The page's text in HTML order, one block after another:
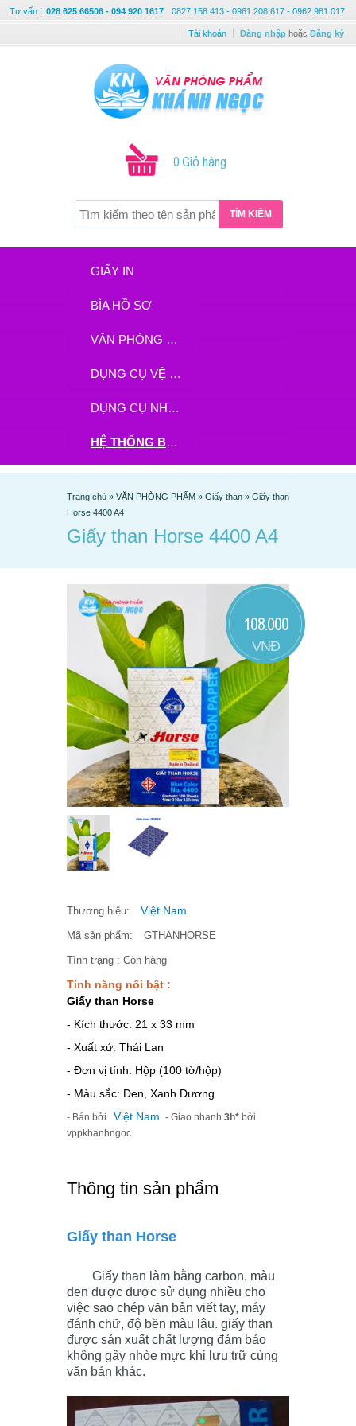
Tư vấn : 028 625 66506 - 094 920 1617 0827 158 413 - 0961 208 617 - 0962 981 017
Tài khoản Đăng nhập hoặc Đăng ký
0 Giỏ hàng
TÌM KIẾM
GIẤY IN
BÌA HỒ SƠ
VĂN PHÒNG PHẨM
DỤNG CỤ VỆ SINH
DỤNG CỤ NHÀ BẾP
HỆ THỐNG BHX - TGDĐ ĐẶT HÀNG TẠI ĐÂY
Trang chủ » VĂN PHÒNG PHẨM » Giấy than » Giấy than
Horse 4400 A4
Giấy than Horse 4400 A4
108.000
VNĐ
Thương hiệu: Việt Nam
Mã sản phẩm: GTHANHORSE
Tình trạng : Còn hàng
Tính năng nổi bật :
Giấy than Horse
- Kích thước: 21 x 33 mm
- Xuất xứ: Thái Lan
- Đơn vị tính: Hộp (100 tờ/hộp)
- Màu sắc: Đen, Xanh Dương
- Bán bởi Việt Nam - Giao nhanh 3h* bởi
vppkhanhngoc
Thông tin sản phẩm
Giấy than Horse
Giấy than làm bằng carbon, màu
đen được được sử dụng nhiều cho
việc sao chép văn bản viết tay, máy
đánh chữ, độ bền màu lâu. giấy than
được sản xuất chất lượng đảm bảo
không gây nhòe mực khi lưu trữ cùng
văn bản khác.